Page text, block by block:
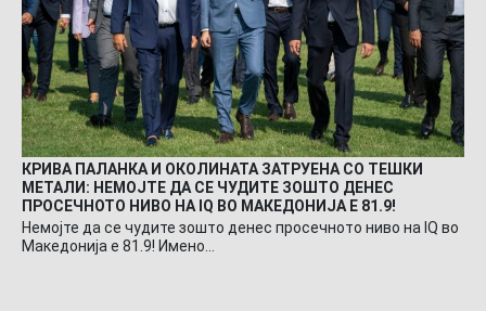
КРИВА ПАЛАНКА И ОКОЛИНАТА ЗАТРУЕНА СО ТЕШКИ
МЕТАЛИ: НЕМОЈТЕ ДА СЕ ЧУДИТЕ ЗОШТО ДЕНЕС
ПРОСЕЧНОТО НИВО НА IQ ВО МАКЕДОНИЈА Е 81.9!
Немојте да се чудите зошто денес просечното ниво на IQ во
Македонија е 81.9! Имено…